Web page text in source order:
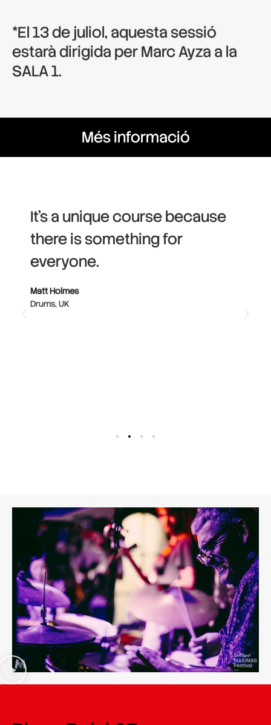
*El 13 de juliol, aquesta sessió
estarà dirigida per Marc Ayza a la
SALA 1.
Més informació
It's a unique course because
there is something for
everyone.
Matt Holmes
Drums, UK